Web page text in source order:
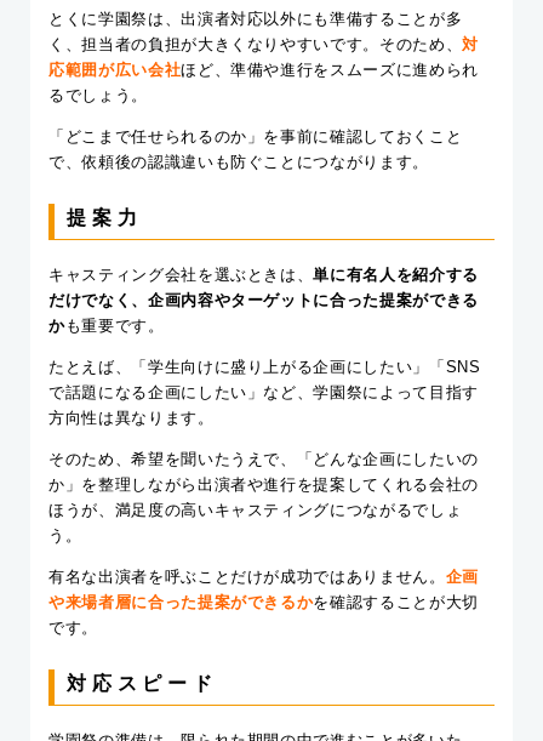
とくに学園祭は、出演者対応以外にも準備することが多
く、担当者の負担が大きくなりやすいです。そのため、対
応範囲が広い会社ほど、準備や進行をスムーズに進められ
るでしょう。
「どこまで任せられるのか」を事前に確認しておくこと
で、依頼後の認識違いも防ぐことにつながります。
提案力
キャスティング会社を選ぶときは、単に有名人を紹介する
だけでなく、企画内容やターゲットに合った提案ができる
かも重要です。
たとえば、「学生向けに盛り上がる企画にしたい」「SNS
で話題になる企画にしたい」など、学園祭によって目指す
方向性は異なります。
そのため、希望を聞いたうえで、「どんな企画にしたいの
か」を整理しながら出演者や進行を提案してくれる会社の
ほうが、満足度の高いキャスティングにつながるでしょ
う。
有名な出演者を呼ぶことだけが成功ではありません。 企画
や来場者層に合った提案ができるかを確認することが大切
です。
対応スピード